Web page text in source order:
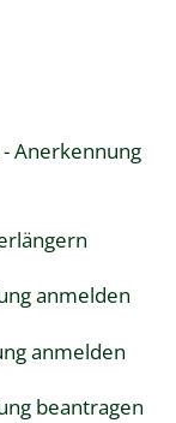
Anerkennung
anmelden
anmelden
beantragen